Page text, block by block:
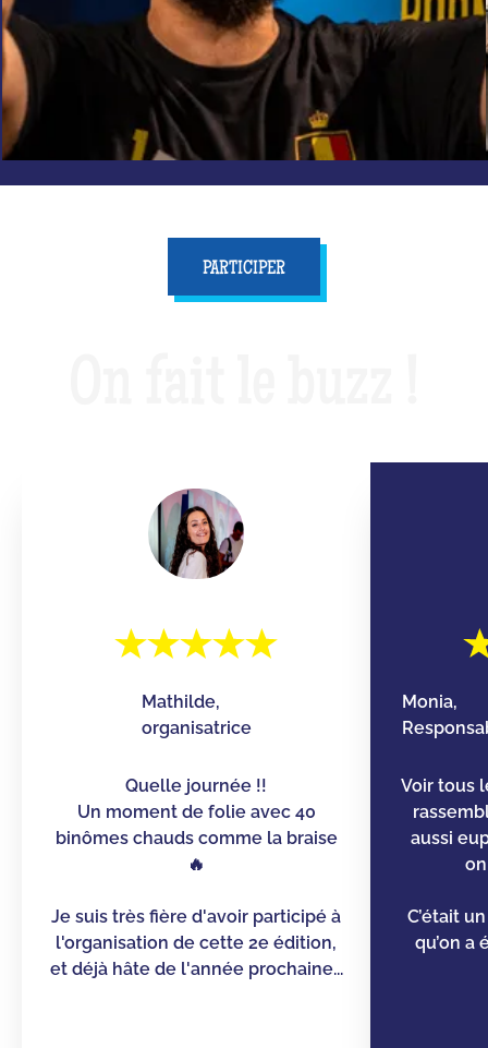
PARTICIPER
Mathilde,
organisatrice
Quelle journée !!
Un moment de folie avec 40
binômes chauds comme la braise
🔥
Je suis très fière d'avoir participé à
l'organisation de cette 2e édition,
et déjà hâte de l'année prochaine...
Monia,
Voir tous
aussi
C’était
qu’on a